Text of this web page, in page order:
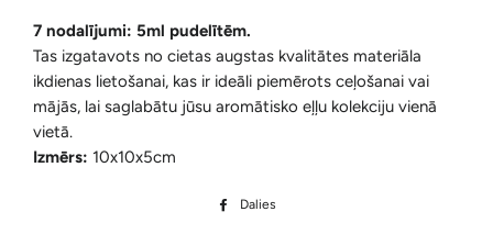
7 nodalījumi: 5ml pudelītēm.
Tas izgatavots no cietas augstas kvalitātes materiāla
ikdienas lietošanai, kas ir ideāli piemērots ceļošanai vai
mājās, lai saglabātu jūsu aromātisko eļļu kolekciju vienā
vietā.
Izmērs: 10x10x5cm
Dalies